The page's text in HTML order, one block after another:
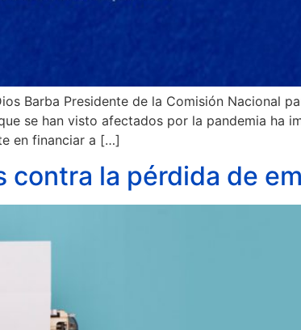
Barba Presidente de la Comisión Nacional
se han visto afectados por la pandemia ha
en financiar a […]
contra la pérdida de